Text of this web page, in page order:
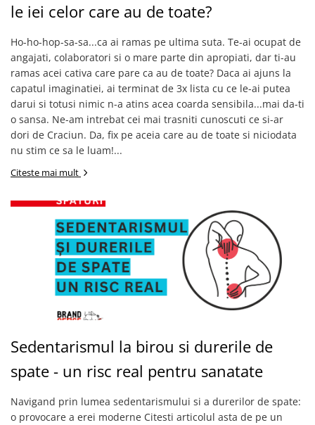
le iei celor care au de toate?
Ho-ho-hop-sa-sa...ca ai ramas pe ultima suta. Te-ai ocupat de
angajati, colaboratori si o mare parte din apropiati, dar ti-au
ramas acei cativa care pare ca au de toate? Daca ai ajuns la
capatul imaginatiei, ai terminat de 3x lista cu ce le-ai putea
darui si totusi nimic n-a atins acea coarda sensibila...mai da-ti
o sansa. Ne-am intrebat cei mai trasniti cunoscuti ce si-ar
dori de Craciun. Da, fix pe aceia care au de toate si niciodata
nu stim ce sa le luam!...
Citeste mai mult
Sedentarismul la birou si durerile de
spate - un risc real pentru sanatate
Navigand prin lumea sedentarismului si a durerilor de spate:
o provocare a erei moderne Citesti articolul asta de pe un